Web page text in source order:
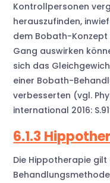
Kontrollpersonen
herauszufinden,
dem Bobath-
Gang auswirken
sich das
einer Bobath-
verbesserten (vgl.
international 2016:
6.1.3
Die Hippotherapie